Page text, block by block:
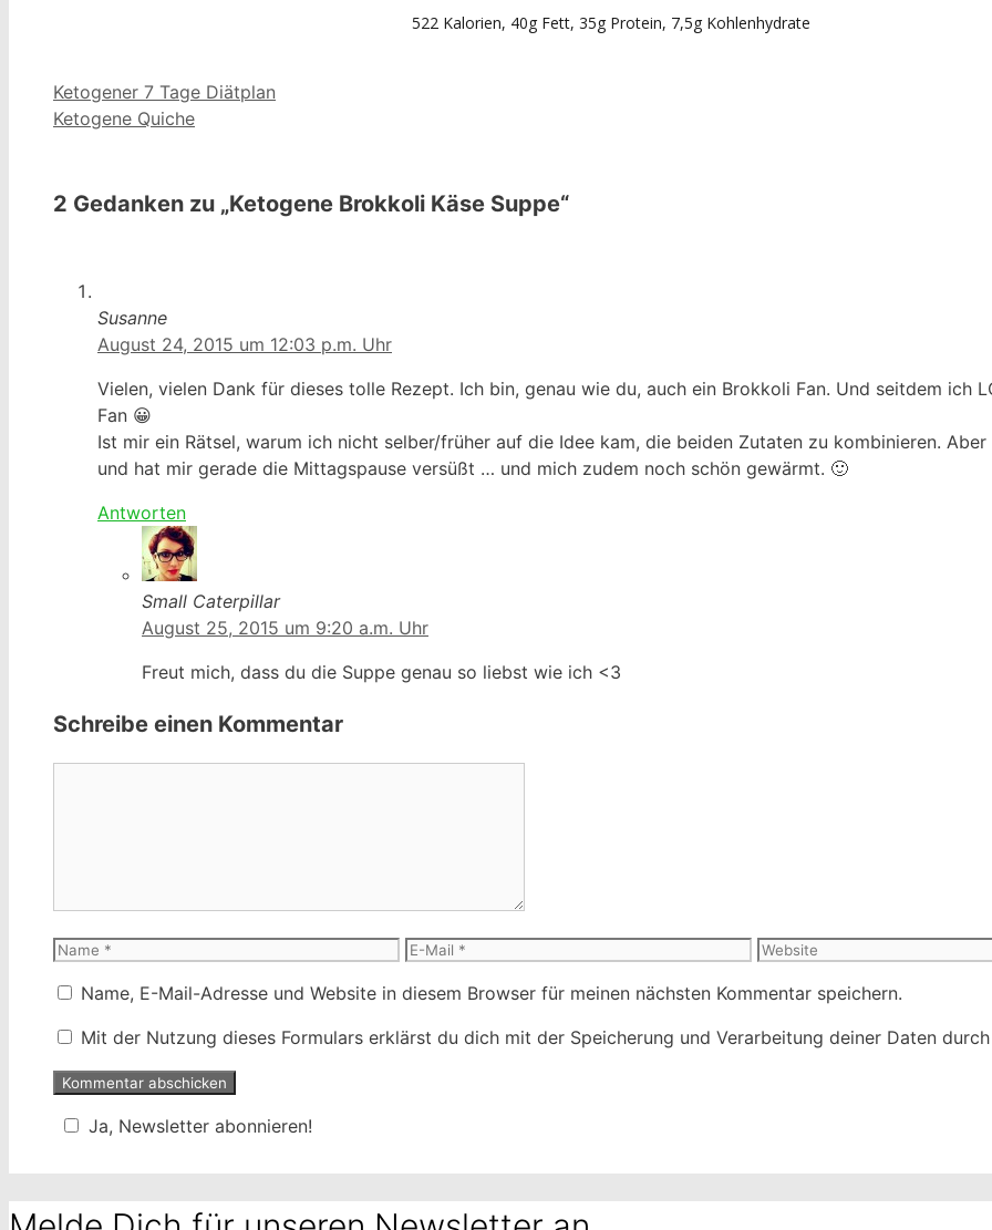
522 Kalorien, 40g Fett, 35g Protein, 7,5g Kohlenhydrate
Ketogener 7 Tage Diätplan
Ketogene Quiche
2 Gedanken zu „Ketogene Brokkoli Käse Suppe“
Susanne
August 24, 2015 um 12:03 p.m. Uhr
Vielen, vielen Dank für dieses tolle Rezept. Ich bin, genau wie du, auch ein Brokkoli Fan. Und seitdem ich
Fan 😀
Ist mir ein Rätsel, warum ich nicht selber/früher auf die Idee kam, die beiden Zutaten zu kombinieren.
und hat mir gerade die Mittagspause versüßt … und mich zudem noch schön gewärmt. 🙂
Antworten
Small Caterpillar
August 25, 2015 um 9:20 a.m. Uhr
Freut mich, dass du die Suppe genau so liebst wie ich <3
Schreibe einen Kommentar
Name
E-
Website
Name, E-Mail-Adresse und Website in diesem Browser für meinen nächsten Kommentar speichern.
Mit der Nutzung dieses Formulars erklärst du dich mit der Speicherung und Verarbeitung deiner Daten
Ja, Newsletter abonnieren!